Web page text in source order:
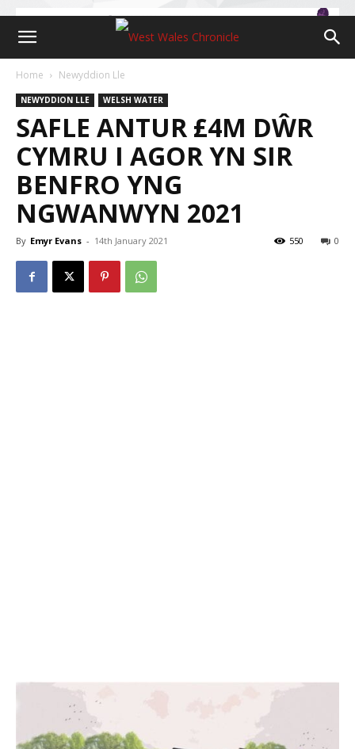
Home Newyddion Lle
NEWYDDION LLE WELSH WATER
SAFLE ANTUR £4M DŴR
CYMRU I AGOR YN SIR
BENFRO YNG
NGWANWYN 2021
By Emyr Evans - 14th January 2021 0
550